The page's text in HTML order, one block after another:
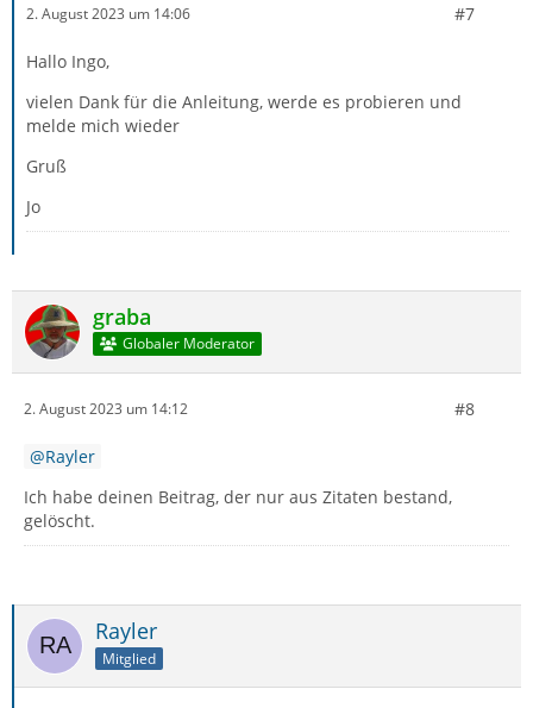
2. August 2023 um 14:06 #7
Hallo Ingo,
vielen Dank für die Anleitung, werde es probieren und
melde mich wieder
Gruß
Jo
graba
Globaler Moderator
2. August 2023 um 14:12 #8
Rayler
Ich habe deinen Beitrag, der nur aus Zitaten bestand,
gelöscht.
Rayler
Mitglied